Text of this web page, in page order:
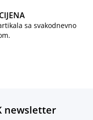
sa svakodnevno
newsletter